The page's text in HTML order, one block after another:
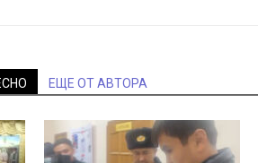
ЕЩЕ ОТ АВТОРА